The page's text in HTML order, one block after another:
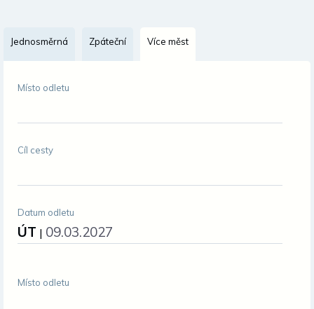
Jednosměrná Zpáteční Více měst
Místo odletu
Cíl cesty
Datum odletu
ÚT | 09.03.2027
Místo odletu